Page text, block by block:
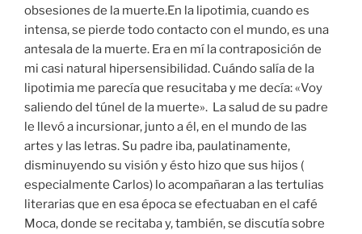
obsesiones de la muerte.En la lipotimia, cuando es
intensa, se pierde todo contacto con el mundo, es una
antesala de la muerte. Era en mí la contraposición de
mi casi natural hipersensibilidad. Cuándo salía de la
lipotimia me parecía que resucitaba y me decía: «Voy
saliendo del túnel de la muerte». La salud de su padre
le llevó a incursionar, junto a él, en el mundo de las
artes y las letras. Su padre iba, paulatinamente,
disminuyendo su visión y ésto hizo que sus hijos (
especialmente Carlos) lo acompañaran a las tertulias
literarias que en esa época se efectuaban en el café
Moca, donde se recitaba y, también, se discutía sobre